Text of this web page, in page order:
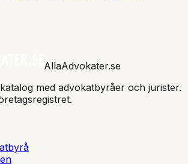
AllaAdvokater.se
med advokatbyråer och jurister.